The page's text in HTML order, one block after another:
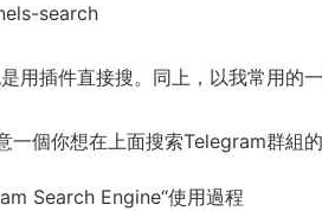
search
用插件直接搜。同上，以我常用的
一個你想在上面搜索Telegram群組的
Search Engine“使用過程